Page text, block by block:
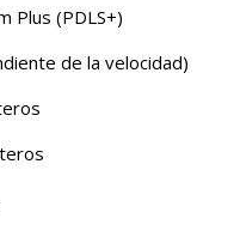
Plus (PDLS+)
de la velocidad)